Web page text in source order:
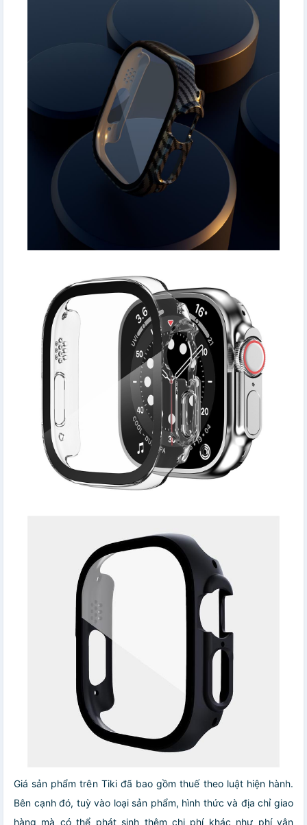
Giá sản phẩm trên Tiki đã bao gồm thuế theo luật hiện hành.
Bên cạnh đó, tuỳ vào loại sản phẩm, hình thức và địa chỉ giao
hàng mà có thể phát sinh thêm chi phí khác như phí vận